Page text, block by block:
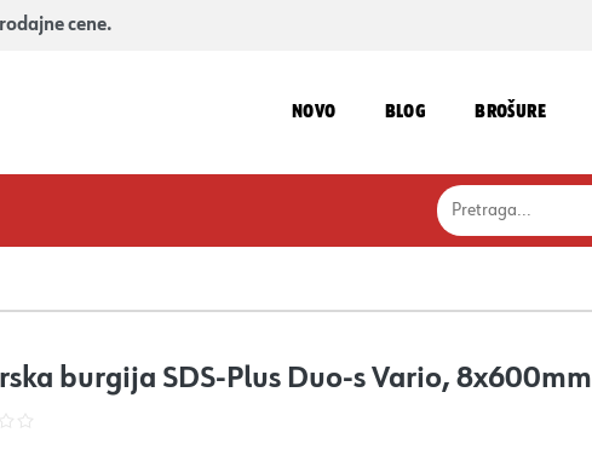
cene.
NOVO BLOG BROŠURE
burgija SDS-Plus Duo-s Vario, 8x600mm